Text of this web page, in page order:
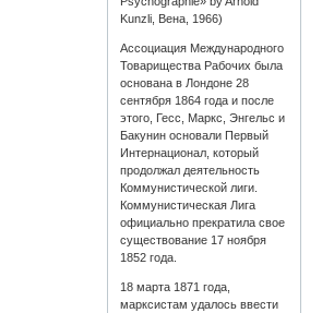
Kunzli, Вена, 1966)
Ассоциация Международного
Товарищества Рабочих была
основана в Лондоне 28
сентября 1864 года и после
этого, Гесс, Маркс, Энгельс и
Бакунин основали Первый
Интернационал, который
продолжал деятельность
Коммунистической лиги.
Коммунистическая Лига
официально прекратила свое
существование 17 ноября
1852 года.
18 марта 1871 года,
марксистам удалось ввести